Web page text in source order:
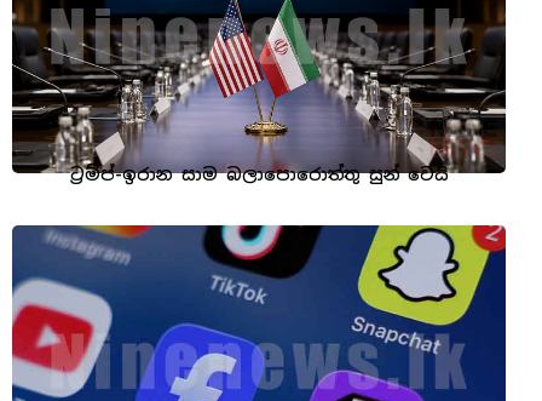
ට්‍රම්ප්-ඉරාන සාම බලාපොරොත්තු සුන් වෙයි